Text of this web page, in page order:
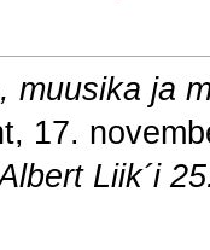
muusika ja
17.
Liik´i